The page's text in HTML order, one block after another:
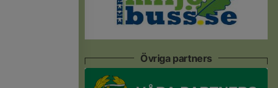
Övriga partners